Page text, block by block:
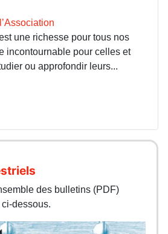
une richesse pour tous nos
incontournable pour celles et
ou approfondir leurs...
des bulletins (PDF)
dessous.